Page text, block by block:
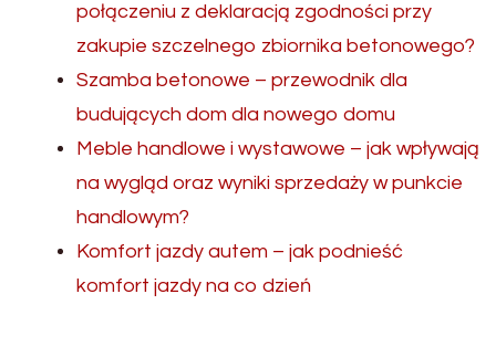
połączeniu z deklaracją zgodności przy
zakupie szczelnego zbiornika betonowego?
Szamba betonowe – przewodnik dla
budujących dom dla nowego domu
Meble handlowe i wystawowe – jak wpływają
na wygląd oraz wyniki sprzedaży w punkcie
handlowym?
Komfort jazdy autem – jak podnieść
komfort jazdy na co dzień